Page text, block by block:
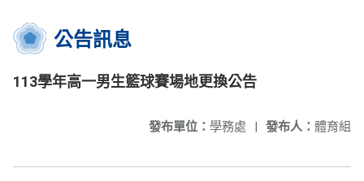
公告訊息
113學年高一男生籃球賽場地更換公告
發布人： 體育組
發布單位： 學務處 |